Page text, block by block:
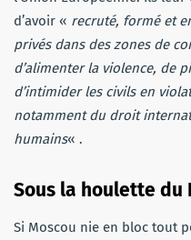
d’avoir « recruté, formé et
privés dans des zones de
d’alimenter la violence, de
d’intimider les civils en
notamment du droit
humains« .
Sous la houlette du
Si Moscou nie en bloc tout